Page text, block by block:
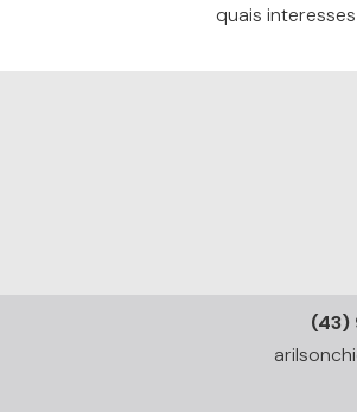
quais
(43)